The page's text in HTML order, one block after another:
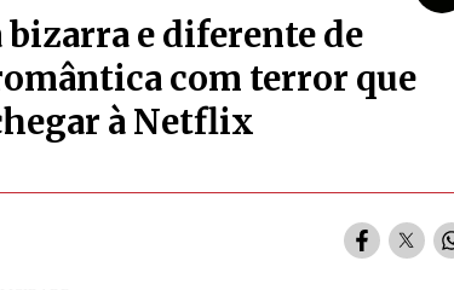
e diferente de
com terror que
à Netflix